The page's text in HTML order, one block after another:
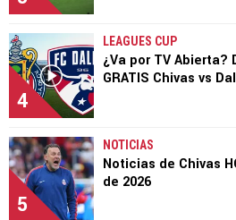
4
LEAGUES CUP
¿Va por TV Abierta?
GRATIS Chivas vs
5
NOTICIAS
Noticias de Chivas
de 2026